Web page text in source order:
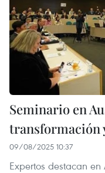
Seminario en
transformación
09/08/2025 10:37
Expertos destacan